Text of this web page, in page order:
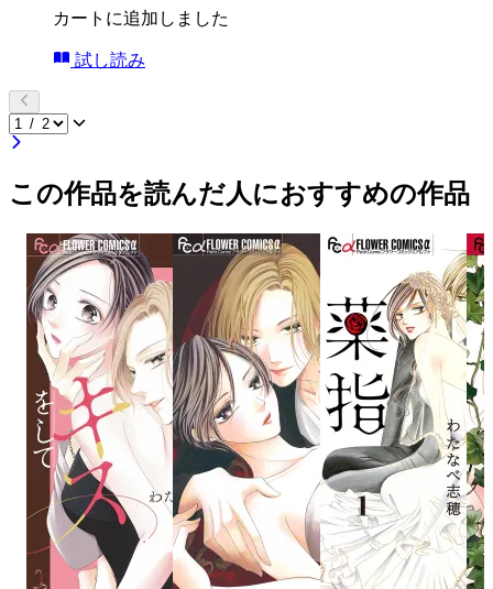
カートに追加しました
試し読み
この作品を読んだ人におすすめの作品